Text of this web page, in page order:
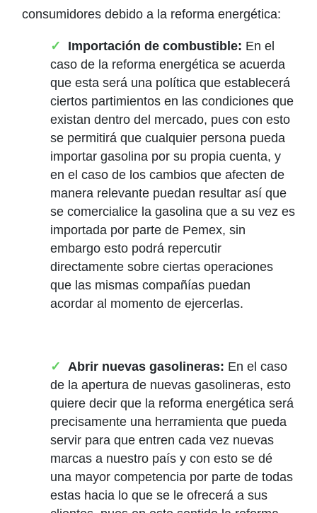
consumidores debido a la reforma energética:
Importación de combustible: En el
caso de la reforma energética se acuerda
que esta será una política que establecerá
ciertos partimientos en las condiciones que
existan dentro del mercado, pues con esto
se permitirá que cualquier persona pueda
importar gasolina por su propia cuenta, y
en el caso de los cambios que afecten de
manera relevante puedan resultar así que
se comercialice la gasolina que a su vez es
importada por parte de Pemex, sin
embargo esto podrá repercutir
directamente sobre ciertas operaciones
que las mismas compañías puedan
acordar al momento de ejercerlas.
Abrir nuevas gasolineras: En el caso
de la apertura de nuevas gasolineras, esto
quiere decir que la reforma energética será
precisamente una herramienta que pueda
servir para que entren cada vez nuevas
marcas a nuestro país y con esto se dé
una mayor competencia por parte de todas
estas hacia lo que se le ofrecerá a sus